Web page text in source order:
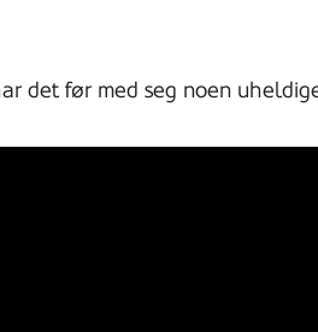
det før med seg noen